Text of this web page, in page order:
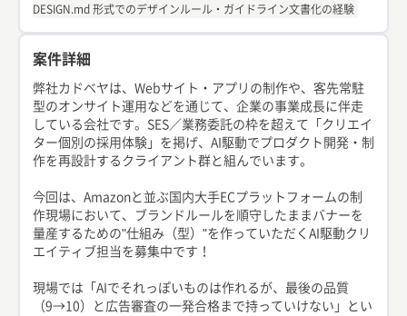
DESIGN.md 形式でのデザインルール・ガイドライン文書化の経験
案件詳細
弊社カドベヤは、Webサイト・アプリの制作や、客先常駐
型のオンサイト運用などを通じて、企業の事業成長に伴走
している会社です。SES／業務委託の枠を超えて「クリエイ
ター個別の採用体験」を掲げ、AI駆動でプロダクト開発・制
作を再設計するクライアント群と組んでいます。
今回は、Amazonと並ぶ国内大手ECプラットフォームの制
作現場において、ブランドルールを順守したままバナーを
量産するための"仕組み（型）"を作っていただくAI駆動クリ
エイティブ担当を募集中です！
現場では「AIでそれっぽいものは作れるが、最後の品質
（9→10）と広告審査の一発合格まで持っていけない」とい